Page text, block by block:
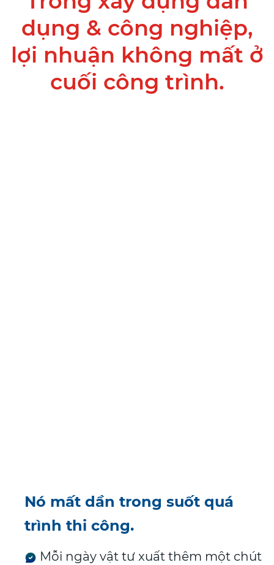
dụng & công nghiệp,
lợi nhuận không mất ở
cuối công trình.
Nó mất dần trong suốt quá
trình thi công.
Mỗi ngày vật tư xuất thêm một chút